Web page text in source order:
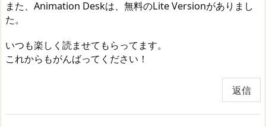
また、Animation Deskは、無料のLite Versionがありまし
た。
いつも楽しく読ませてもらってます。
これからもがんばってください！
返信